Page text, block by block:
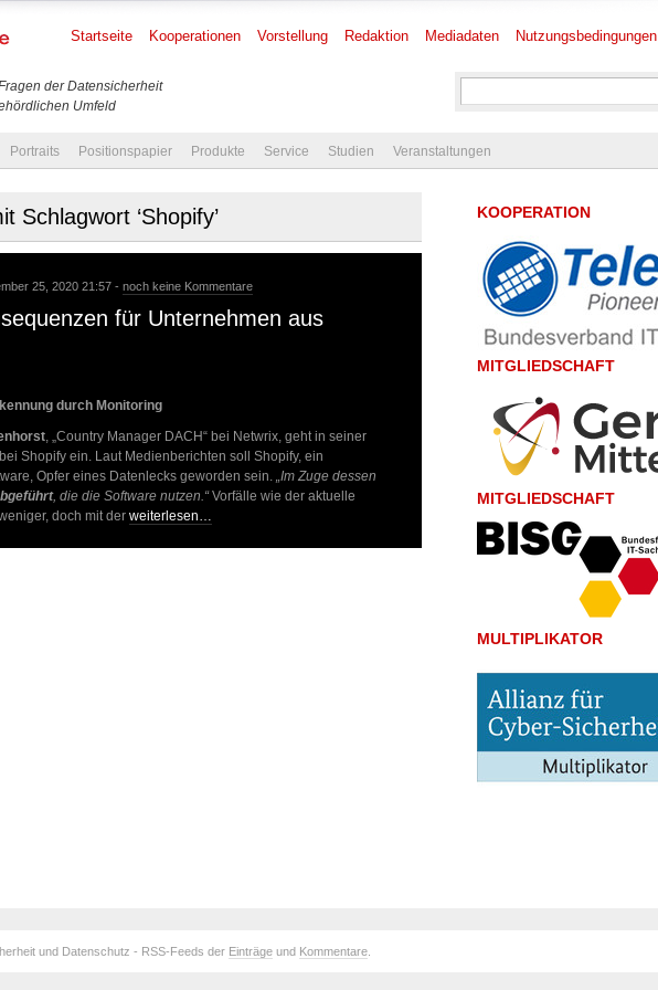
der Datensicherheit
Umfeld
Startseite Kooperationen Vorstellung Redaktion Mediadaten Nutzungsbedingungen
Portraits Positionspapier Produkte Service Studien Veranstaltungen
Schlagwort ‘Shopify’
25, 2020 21:57 - noch keine Kommentare
für Unternehmen aus
durch Monitoring
, „Country Manager DACH“ bei Netwrix, geht in seiner
Shopify ein. Laut Medienberichten soll Shopify, ein
Opfer eines Datenlecks geworden sein. „Im Zuge dessen
, die die Software nutzen.“Vorfälle wie der aktuelle
doch mit der weiterlesen…
KOOPERATION
MITGLIEDSCHAFT
MITGLIEDSCHAFT
MULTIPLIKATOR
und Datenschutz - RSS-Feeds der Einträge und Kommentare